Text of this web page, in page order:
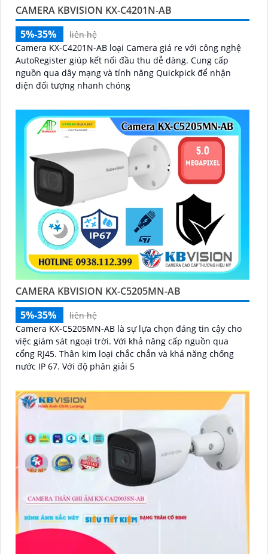
CAMERA KBVISION KX-C4201N-AB
5%-35%
liên hệ
Camera KX-C4201N-AB loại Camera giá re với công nghệ
AutoRegister giúp kết nối đầu thu dễ dàng. Cung cấp
nguồn qua dây mạng và tính năng Quickpick để nhận
diện đối tượng nhanh chóng
CAMERA KBVISION KX-C5205MN-AB
5%-35%
liên hệ
Camera KX-C5205MN-AB là sự lựa chọn đáng tin cậy cho
việc giám sát ngoại trời. Với khả năng cấp nguồn qua
cổng RJ45. Thân kim loại chắc chắn và khả năng chống
nước IP 67. Với độ phân giải 5